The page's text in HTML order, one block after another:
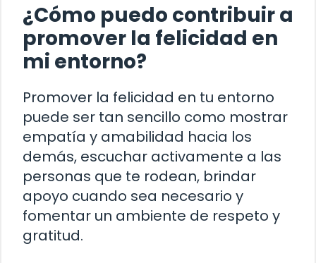
¿Cómo puedo contribuir a
promover la felicidad en
mi entorno?
Promover la felicidad en tu entorno
puede ser tan sencillo como mostrar
empatía y amabilidad hacia los
demás, escuchar activamente a las
personas que te rodean, brindar
apoyo cuando sea necesario y
fomentar un ambiente de respeto y
gratitud.